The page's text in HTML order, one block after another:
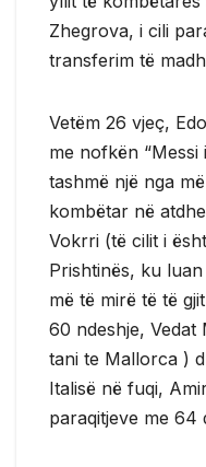
Zhegrova, i cili
transferim të
Vetëm 26 vjeç,
me nofkën “Messi
tashmë një nga
kombëtar në
Vokrri (të cilit i
Prishtinës, ku
më të mirë të të
60 ndeshje, Vedat
tani te Mallorca )
Italisë në fuqi,
paraqitjeve me 64